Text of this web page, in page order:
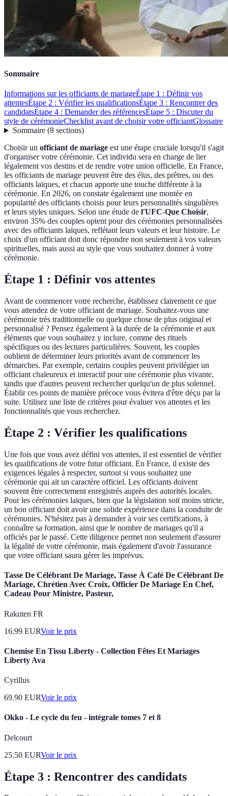
Sommaire
Informations sur les officiants de mariageÉtape 1 : Définir vos
attentesÉtape 2 : Vérifier les qualificationsÉtape 3 : Rencontrer des
candidatsÉtape 4 : Demander des référencesÉtape 5 : Discuter du
style de cérémonieChecklist avant de choisir votre officiantGlossaire
Sommaire(8 sections)
Choisir un officiant de mariage est une étape cruciale lorsqu'il s'agit
d'organiser votre cérémonie. Cet individu sera en charge de lier
légalement vos destins et de rendre votre union officielle. En France,
les officiants de mariage peuvent être des élus, des prêtres, ou des
officiants laïques, et chacun apporte une touche différente à la
cérémonie. En 2026, on constate également une montée en
popularité des officiants choisis pour leurs personnalités singulières
et leurs styles uniques. Selon une étude de l'UFC-Que Choisir,
environ 35% des couples optent pour des cérémonies personnalisées
avec des officiants laïques, reflétant leurs valeurs et leur histoire. Le
choix d'un officiant doit donc répondre non seulement à vos valeurs
spirituelles, mais aussi au style que vous souhaitez donner à votre
cérémonie.
Étape 1 : Définir vos attentes
Avant de commencer votre recherche, établissez clairement ce que
vous attendez de votre officiant de mariage. Souhaitez-vous une
cérémonie très traditionnelle ou quelque chose de plus original et
personnalisé ? Pensez également à la durée de la cérémonie et aux
éléments que vous souhaitez y inclure, comme des rituels
spécifiques ou des lectures particulières. Souvent, les couples
oublient de déterminer leurs priorités avant de commencer les
démarches. Par exemple, certains couples peuvent privilégier un
officiant chaleureux et interactif pour une cérémonie plus vivante,
tandis que d'autres peuvent rechercher quelqu'un de plus solennel.
Établir ces points de manière précoce vous évitera d'être déçu par la
suite. Utilisez une liste de critères pour évaluer vos attentes et les
fonctionnalités que vous recherchez.
Étape 2 : Vérifier les qualifications
Une fois que vous avez défini vos attentes, il est essentiel de vérifier
les qualifications de votre futur officiant. En France, il existe des
exigences légales à respecter, surtout si vous souhaitez une
cérémonie qui ait un caractère officiel. Les officiants doivent
souvent être correctement enregistrés auprès des autorités locales.
Pour les cérémonies laïques, bien que la législation soit moins stricte,
un bon officiant doit avoir une solide expérience dans la conduite de
cérémonies. N'hésitez pas à demander à voir ses certifications, à
connaître sa formation, ainsi que le nombre de mariages qu'il a
officiés par le passé. Cette diligence permet non seulement d'assurer
la légalité de votre cérémonie, mais également d'avoir l'assurance
que votre officiant saura gérer les imprévus.
Tasse De Célébrant De Mariage, Tasse À Café De Célébrant De
Mariage, Chrétien Avec Croix, Officier De Mariage En Chef,
Cadeau Pour Ministre, Pasteur,
Rakuten FR
16.99 EURVoir le prix
Chemise En Tissu Liberty - Collection Fêtes Et Mariages
Liberty Ava
Cyrillus
69.90 EURVoir le prix
Okko - Le cycle du feu - intégrale tomes 7 et 8
Delcourt
25.50 EURVoir le prix
Étape 3 : Rencontrer des candidats